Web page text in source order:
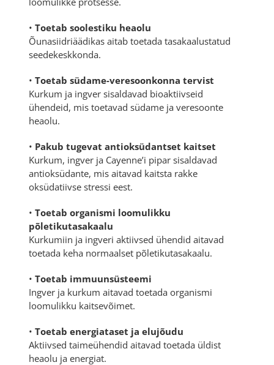
• Toetab soolestiku heaolu
Õunasiidriäädikas aitab toetada tasakaalustatud
seedekeskkonda.
• Toetab südame-veresoonkonna tervist
Kurkum ja ingver sisaldavad bioaktiivseid
ühendeid, mis toetavad südame ja veresoonte
heaolu.
• Pakub tugevat antioksüdantset kaitset
Kurkum, ingver ja Cayenne’i pipar sisaldavad
antioksüdante, mis aitavad kaitsta rakke
oksüdatiivse stressi eest.
• Toetab organismi loomulikku
põletikutasakaalu
Kurkumiin ja ingveri aktiivsed ühendid aitavad
toetada keha normaalset põletikutasakaalu.
• Toetab immuunsüsteemi
Ingver ja kurkum aitavad toetada organismi
loomulikku kaitsevõimet.
• Toetab energiataset ja elujõudu
Aktiivsed taimeühendid aitavad toetada üldist
heaolu ja energiat.